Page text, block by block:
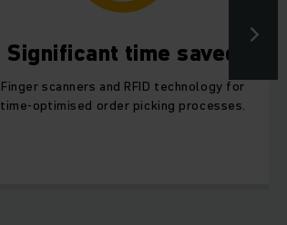
Significant time saved
Finger scanners and RFID technology for
time-optimised order picking processes.